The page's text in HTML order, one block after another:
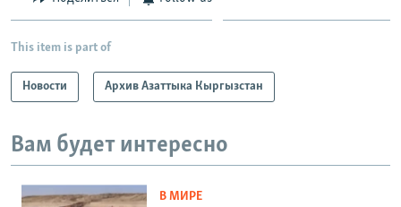
This item is part of
Новости Архив Азаттыка Кыргызстан
Вам будет интересно
В МИРЕ